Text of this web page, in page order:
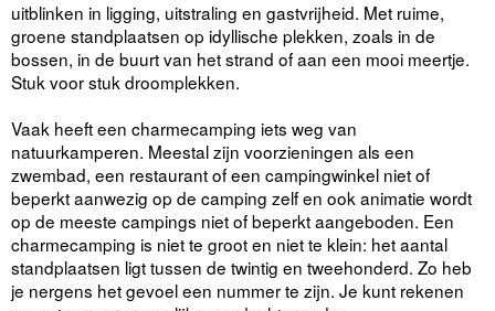
uitblinken in ligging, uitstraling en gastvrijheid. Met ruime,
groene standplaatsen op idyllische plekken, zoals in de
bossen, in de buurt van het strand of aan een mooi meertje.
Stuk voor stuk droomplekken.
Vaak heeft een charmecamping iets weg van
natuurkamperen. Meestal zijn voorzieningen als een
zwembad, een restaurant of een campingwinkel niet of
beperkt aanwezig op de camping zelf en ook animatie wordt
op de meeste campings niet of beperkt aangeboden. Een
charmecamping is niet te groot en niet te klein: het aantal
standplaatsen ligt tussen de twintig en tweehonderd. Zo heb
je nergens het gevoel een nummer te zijn. Je kunt rekenen